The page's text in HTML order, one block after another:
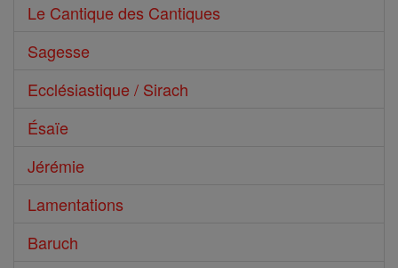
Le Cantique des Cantiques
Sagesse
Ecclésiastique / Sirach
Ésaïe
Jérémie
Lamentations
Baruch